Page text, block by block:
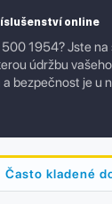
online
1954? Jste
údržbu
bezpečnost je u
Často kladené